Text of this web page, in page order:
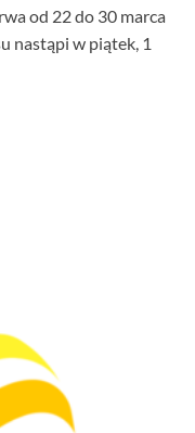
od 22 do 30 marca
nastąpi w piątek, 1